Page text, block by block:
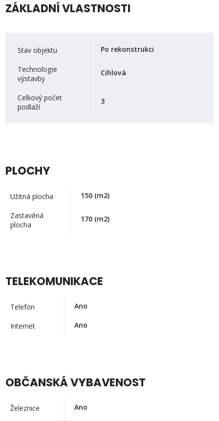
ZÁKLADNÍ VLASTNOSTI
Stav objektu Po rekonstrukci
Technologie
výstavby
Cihlová
Celkový počet
podlaží
3
PLOCHY
Užitná plocha 150 (m2)
Zastavěná
plocha
170 (m2)
TELEKOMUNIKACE
Telefon Ano
Internet Ano
OBČANSKÁ VYBAVENOST
Železnice Ano